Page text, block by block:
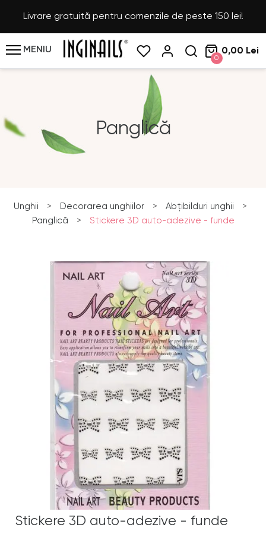
Livrare gratuită pentru comenzile de peste 150 lei!
MENIU
0
0,00 Lei
Panglică
Unghii > Decorarea unghiilor > Abțibilduri unghii
>
Panglică
> Stickere 3D auto-adezive - funde
Stickere 3D auto-adezive - funde